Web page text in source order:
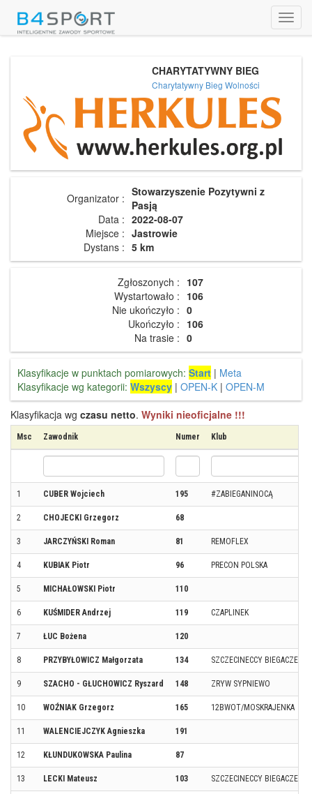
CHARYTATYWNY BIEG
Charytatywny Bieg Wolności
Organizator : Stowarzyszenie Pozytywni z
Pasją
Data : 2022-08-07
Miejsce : Jastrowie
Dystans : 5 km
Zgłoszonych : 107
Wystartowało : 106
Nie ukończyło : 0
Ukończyło : 106
Na trasie : 0
Klasyfikacje w punktach pomiarowych: Start | Meta
Klasyfikacje wg kategorii: Wszyscy | OPEN-K | OPEN-M
Klasyfikacja wg czasu netto. Wyniki nieoficjalne !!!
Msc Zawodnik Numer Klub
1 CUBER Wojciech 195 #ZABIEGANINOCĄ
2 CHOJECKI Grzegorz 68
3 JARCZYŃSKI Roman 81 REMOFLEX
4 KUBIAK Piotr 96 PRECON POLSKA
5 MICHAŁOWSKI Piotr 110
6 KUŚMIDER Andrzej 119 CZAPLINEK
7 ŁUC Bożena 120
8 PRZYBYŁOWICZ Małgorzata 134 SZCZECINECCY BIEGACZE
9 SZACHO - GŁUCHOWICZ Ryszard 148 ZRYW SYPNIEWO
10 WOŹNIAK Grzegorz 165 12BWOT/MOSKRAJENKA
11 WALENCIEJCZYK Agnieszka 191
12 KŁUNDUKOWSKA Paulina 87
13 LECKI Mateusz 103 SZCZECINECCY BIEGACZE